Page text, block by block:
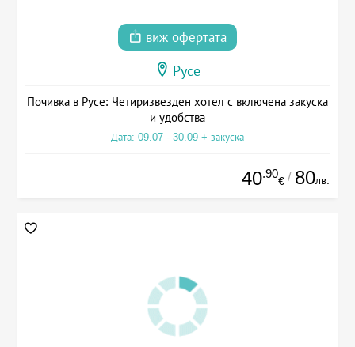
виж офертата
Русе
Почивка в Русе: Четиризвезден хотел с включена закуска
и удобства
Дата: 09.07 - 30.09 + закуска
40.90
€ / 80лв.